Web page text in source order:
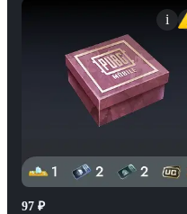
i
97 ₽